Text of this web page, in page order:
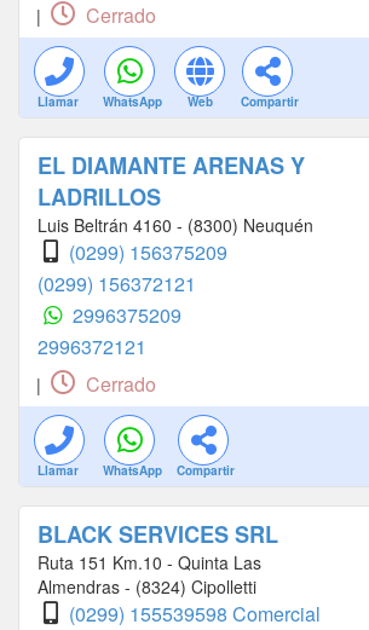
| Cerrado
Llamar WhatsApp Web Compartir
EL DIAMANTE ARENAS Y
LADRILLOS
Luis Beltrán 4160 - (8300) Neuquén
(0299) 156375209
(0299) 156372121
2996375209
2996372121
| Cerrado
Llamar WhatsApp Compartir
BLACK SERVICES SRL
Ruta 151 Km.10 - Quinta Las
Almendras - (8324) Cipolletti
(0299) 155539598 Comercial